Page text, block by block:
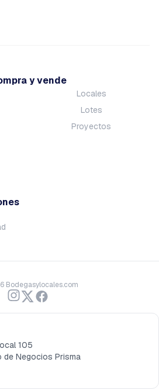
y vende
Locales
Lotes
Proyectos
Bodegasylocales.com
105
de Negocios Prisma